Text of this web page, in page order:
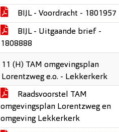
BIJL - Voordracht - 1801957
BIJL - Uitgaande brief -
1808888
11 (H) TAM omgevingsplan
Lorentzweg e.o. - Lekkerkerk
Raadsvoorstel TAM
omgevingsplan Lorentzweg en
omgeving Lekkerkerk